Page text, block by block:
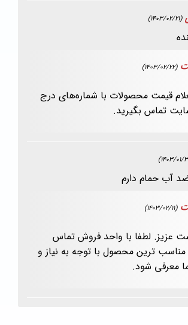
(1403/02/21)
(1403/02/22)
قیمت محصولات با شماره‌های درج
تماس بگیرید.
آب حمام دارم
(1403/02/11)
عزیز. لطفا با واحد فروش تماس
مناسب ترین محصول با توجه به نیاز و
معرفی شود.